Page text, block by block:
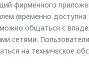
фирменного
(временно
общаться с
сетями.
на техническое